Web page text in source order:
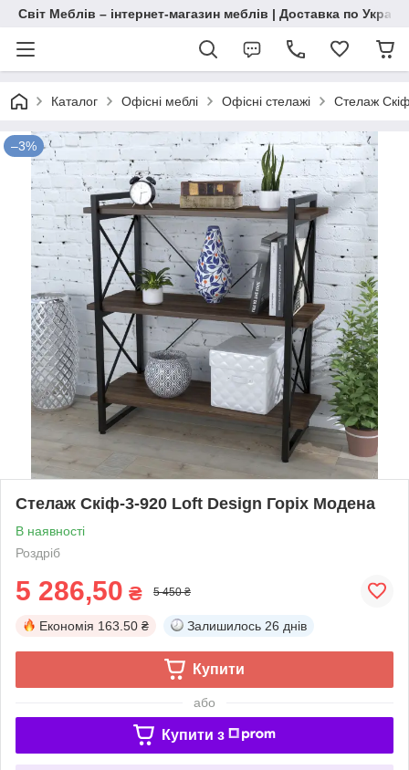
Світ Меблів – інтернет-магазин меблів | Доставка по
Каталог Офісні меблі Офісні стелажі Стелаж
–3%
Стелаж Скіф-3-920 Loft Design Горіх Модена
В наявності
Роздріб
5 286,50 ₴ 5 450 ₴
Економія 163.50 ₴ Залишилось 26 днів
Купити
або
Купити з